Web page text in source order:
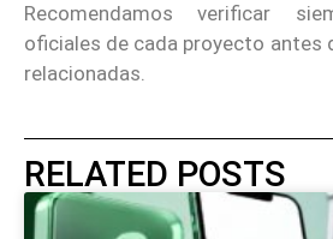
Recomendamos verificar
oficiales de cada proyecto antes
relacionadas.
RELATED POSTS